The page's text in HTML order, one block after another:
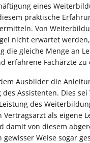
eines
praktische
Von
nicht erwartet
die gleiche Menge an
erfahrene Fachärzte zu
Ausbilder die
Assistenten. Dies sei
des
als eigene
damit von diesem
gewisser Weise sogar